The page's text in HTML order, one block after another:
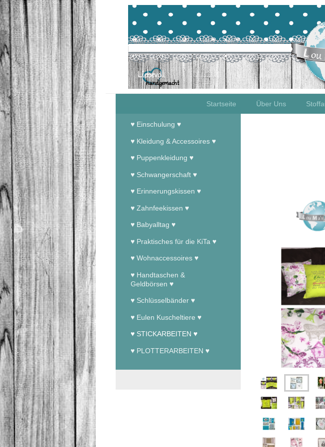
Startseite Über Uns
LouMas Welt
♥ Einschulung ♥
♥ Kleidung & Accessoires ♥
♥ Puppenkleidung ♥
♥ Schwangerschaft ♥
♥ Erinnerungskissen ♥
♥ Zahnfeekissen ♥
♥ Babyalltag ♥
♥ Praktisches für die KiTa ♥
♥ Wohnaccessoires ♥
♥ Handtaschen &
Geldbörsen ♥
♥ Schlüsselbänder ♥
♥ Eulen Kuscheltiere ♥
♥ STICKARBEITEN ♥
♥ PLOTTERARBEITEN ♥